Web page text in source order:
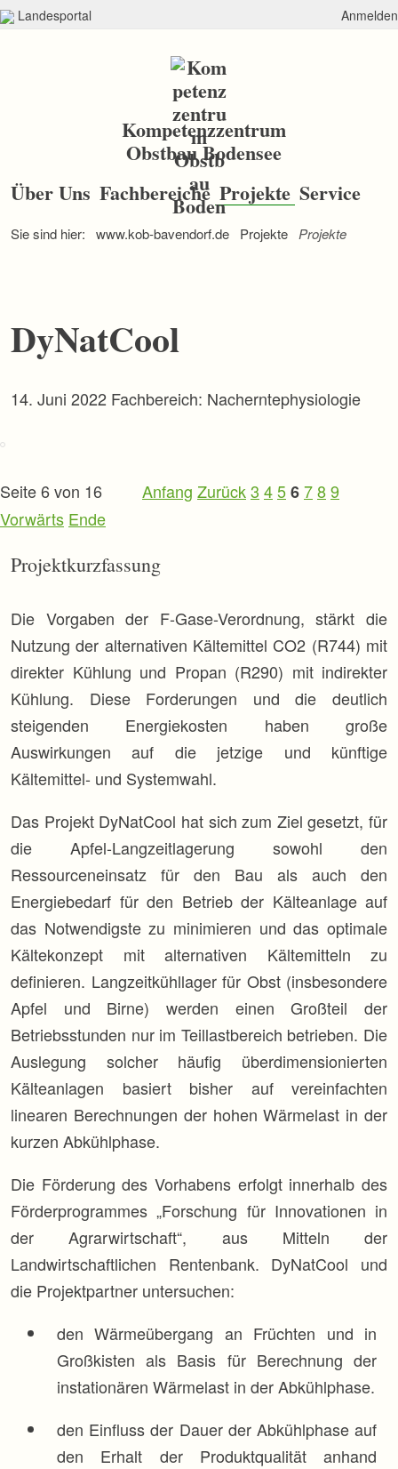
Landesportal Anmelden
Kompetenzzentrum
Obstbau Bodensee
a
v
g
ü
b
s
p
e
n
Über Uns Fachbereiche Projekte Service
Sie sind hier: www.kob-bavendorf.de Projekte Projekte
DyNatCool
14. Juni 2022 Fachbereich: Nacherntephysiologie
Seite 6 von 16 Anfang Zurück3 456789
Vorwärts Ende
Projektkurzfassung
Die Vorgaben der F-Gase-Verordnung, stärkt die
Nutzung der alternativen Kältemittel CO2 (R744) mit
direkter Kühlung und Propan (R290) mit indirekter
Kühlung. Diese Forderungen und die deutlich
steigenden Energiekosten haben große
Auswirkungen auf die jetzige und künftige
Kältemittel- und Systemwahl.
Das Projekt DyNatCool hat sich zum Ziel gesetzt, für
die Apfel-Langzeitlagerung sowohl den
Ressourceneinsatz für den Bau als auch den
Energiebedarf für den Betrieb der Kälteanlage auf
das Notwendigste zu minimieren und das optimale
Kältekonzept mit alternativen Kältemitteln zu
definieren. Langzeitkühllager für Obst (insbesondere
Apfel und Birne) werden einen Großteil der
Betriebsstunden nur im Teillastbereich betrieben. Die
Auslegung solcher häufig überdimensionierten
Kälteanlagen basiert bisher auf vereinfachten
linearen Berechnungen der hohen Wärmelast in der
kurzen Abkühlphase.
Die Förderung des Vorhabens erfolgt innerhalb des
Förderprogrammes „Forschung für Innovationen in
der Agrarwirtschaft“, aus Mitteln der
Landwirtschaftlichen Rentenbank. DyNatCool und
die Projektpartner untersuchen:
den Wärmeübergang an Früchten und in
Großkisten als Basis für Berechnung der
instationären Wärmelast in der Abkühlphase.
den Einfluss der Dauer der Abkühlphase auf
den Erhalt der Produktqualität anhand